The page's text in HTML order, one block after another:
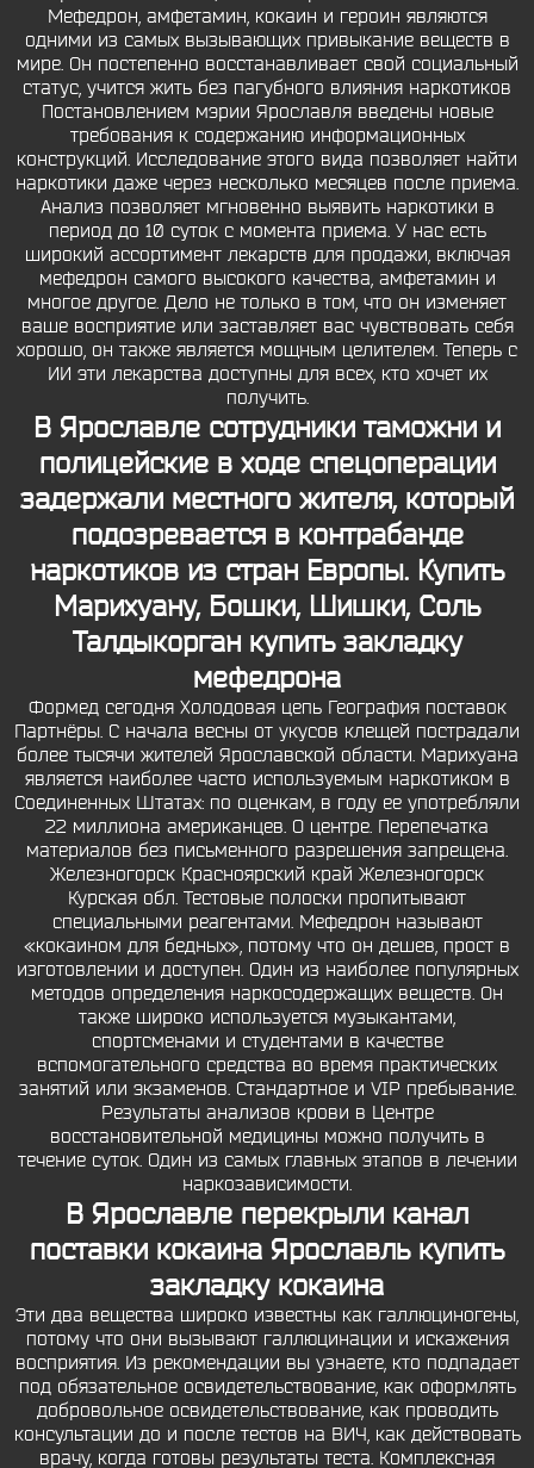
Мефедрон, амфетамин, кокаин и героин являются
одними из самых вызывающих привыкание веществ в
мире. Он постепенно восстанавливает свой социальный
статус, учится жить без пагубного влияния наркотиков
Постановлением мэрии Ярославля введены новые
требования к содержанию информационных
конструкций. Исследование этого вида позволяет найти
наркотики даже через несколько месяцев после приема.
Анализ позволяет мгновенно выявить наркотики в
период до 10 суток с момента приема. У нас есть
широкий ассортимент лекарств для продажи, включая
мефедрон самого высокого качества, амфетамин и
многое другое. Дело не только в том, что он изменяет
ваше восприятие или заставляет вас чувствовать себя
хорошо, он также является мощным целителем. Теперь с
ИИ эти лекарства доступны для всех, кто хочет их
получить.
В Ярославле сотрудники таможни и
полицейские в ходе спецоперации
задержали местного жителя, который
подозревается в контрабанде
наркотиков из стран Европы. Купить
Марихуану, Бошки, Шишки, Соль
Талдыкорган купить закладку
мефедрона
Формед сегодня Холодовая цепь География поставок
Партнёры. С начала весны от укусов клещей пострадали
более тысячи жителей Ярославской области. Марихуана
является наиболее часто используемым наркотиком в
Соединенных Штатах: по оценкам, в году ее употребляли
22 миллиона американцев. О центре. Перепечатка
материалов без письменного разрешения запрещена.
Железногорск Красноярский край Железногорск
Курская обл. Тестовые полоски пропитывают
специальными реагентами. Мефедрон называют
«кокаином для бедных», потому что он дешев, прост в
изготовлении и доступен. Один из наиболее популярных
методов определения наркосодержащих веществ. Он
также широко используется музыкантами,
спортсменами и студентами в качестве
вспомогательного средства во время практических
занятий или экзаменов. Стандартное и VIP пребывание.
Результаты анализов крови в Центре
восстановительной медицины можно получить в
течение суток. Один из самых главных этапов в лечении
наркозависимости.
В Ярославле перекрыли канал
поставки кокаина Ярославль купить
закладку кокаина
Эти два вещества широко известны как галлюциногены,
потому что они вызывают галлюцинации и искажения
восприятия. Из рекомендации вы узнаете, кто подпадает
под обязательное освидетельствование, как оформлять
добровольное освидетельствование, как проводить
консультации до и после тестов на ВИЧ, как действовать
врачу, когда готовы результаты теста. Комплексная